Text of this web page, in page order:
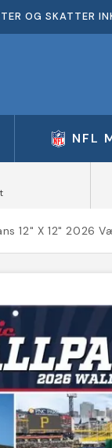
OG SKATTER
NFL
12" X 12" 2026